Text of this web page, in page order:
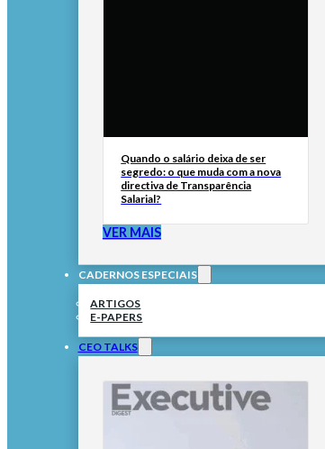
Quando o salário deixa de ser
segredo: o que muda com a nova
directiva de Transparência
Salarial?
VER MAIS
CADERNOS ESPECIAIS
ARTIGOS
E-PAPERS
CEO TALKS